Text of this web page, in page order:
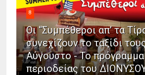
8
Οι “Συμπέθεροι απ’ τα
συνεχίζουν το ταξίδι
Αύγουστο - Το
περιοδείας του